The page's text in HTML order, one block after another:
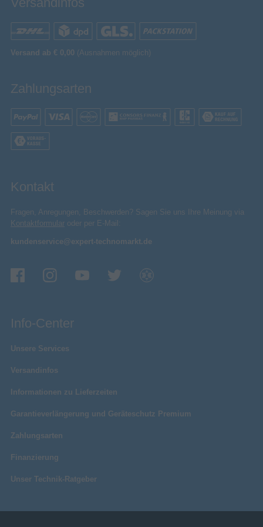
Versand ab € 0,00 (Ausnahmen möglich)
Zahlungsarten
Kontakt
Fragen, Anregungen, Beschwerden? Sagen Sie uns Ihre Meinung via
Kontaktformular oder per E-Mail:
kundenservice@expert-technomarkt.de
Info-Center
Unsere Services
Versandinfos
Informationen zu Lieferzeiten
Garantieverlängerung und Geräteschutz Premium
Zahlungsarten
Finanzierung
Unser Technik-Ratgeber